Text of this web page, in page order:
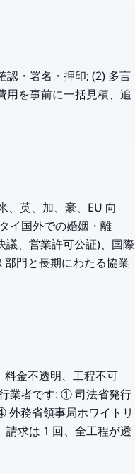
・署名・押印; (2) 多言
を事前に一括見積、追
、英、加、豪、EU 向
イ国外での婚姻・離
議、営業許可公証)、国際
門と長期にわたる協業
金不透明、工程不可
業者です: ① 司法省発行
務省領事局ホワイトリ
求は 1 回、全工程が透